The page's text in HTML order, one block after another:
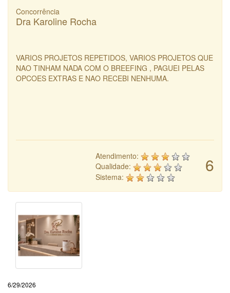
Concorrência
Dra Karoline Rocha
VARIOS PROJETOS REPETIDOS, VARIOS PROJETOS QUE
NAO TINHAM NADA COM O BREEFING , PAGUEI PELAS
OPCOES EXTRAS E NAO RECEBI NENHUMA.
6
Atendimento:
Qualidade:
Sistema:
6/29/2026